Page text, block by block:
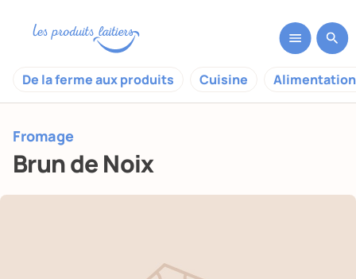
De la ferme aux produits Cuisine
Fromage
Brun de Noix